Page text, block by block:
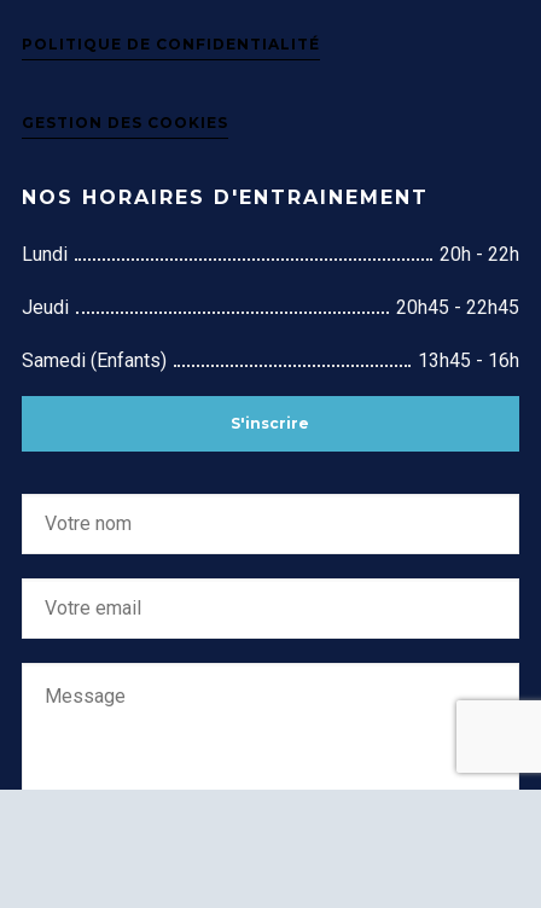
POLITIQUE DE CONFIDENTIALITÉ
GESTION DES COOKIES
NOS HORAIRES D'ENTRAINEMENT
Lundi 20h - 22h
Jeudi 20h45 - 22h45
Samedi (Enfants) 13h45 - 16h
S'inscrire